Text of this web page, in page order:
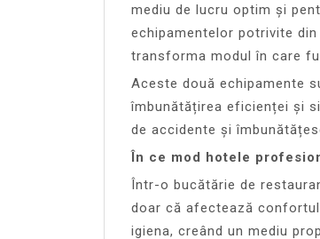
mediu de lucru optim și
echipamentelor potrivite
transforma modul în care
Aceste două echipamente
îmbunătățirea eficienței și
de accidente și
În ce mod hotele
Într-o bucătărie de
doar că afectează
igiena, creând un mediu